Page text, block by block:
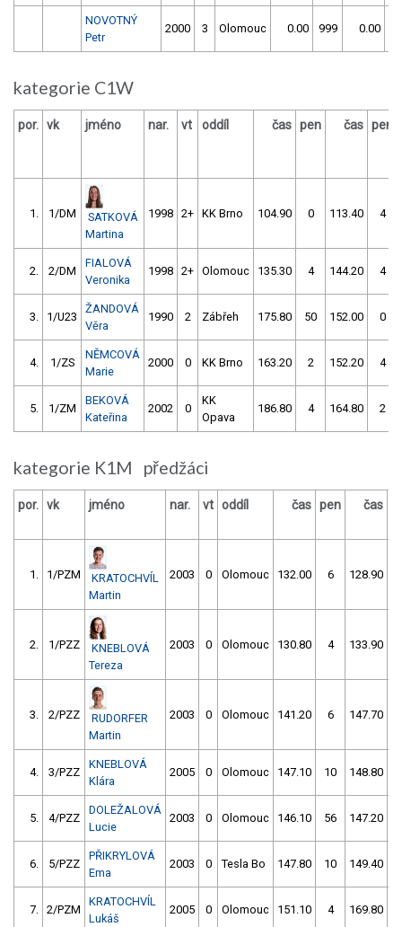
NOVOTNÝ
Petr
2000 3 Olomouc 0.00 999 0.00
kategorie C1W
por. vk jméno nar. vt oddíl čas pen čas pen
1. 1/DM
SATKOVÁ
Martina
1998 2+ KK Brno 104.90 0 113.40 4
2. 2/DM
FIALOVÁ
Veronika
1998 2+ Olomouc 135.30 4 144.20 4
3. 1/U23
ŽANDOVÁ
Věra
1990 2 Zábřeh 175.80 50 152.00 0
4. 1/ZS
NĚMCOVÁ
Marie
2000 0 KK Brno 163.20 2 152.20 4
5. 1/ZM
BEKOVÁ
Kateřina
2002 0
KK
Opava
186.80 4 164.80 2
kategorie K1M předžáci
por. vk jméno nar. vt oddíl čas pen čas
1. 1/PZM
KRATOCHVÍL
Martin
2003 0 Olomouc 132.00 6 128.90
2. 1/PZZ
KNEBLOVÁ
Tereza
2003 0 Olomouc 130.80 4 133.90
3. 2/PZZ
RUDORFER
Martin
2003 0 Olomouc 141.20 6 147.70
4. 3/PZZ
KNEBLOVÁ
Klára
2005 0 Olomouc 147.10 10 148.80
5. 4/PZZ
DOLEŽALOVÁ
Lucie
2003 0 Olomouc 146.10 56 147.20
6. 5/PZZ
PŘIKRYLOVÁ
Ema
2003 0 Tesla Bo 147.80 10 149.40
7. 2/PZM
KRATOCHVÍL
Lukáš
2005 0 Olomouc 151.10 4 169.80